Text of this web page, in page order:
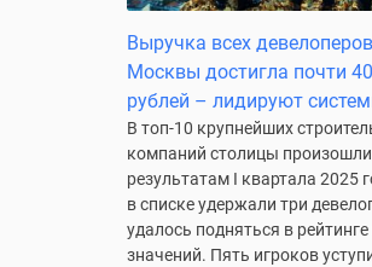
Выручка всех
Москвы достигла почти
рублей – лидируют
В топ-10 крупнейших
компаний столицы
результатам I квартала 2025
в списке удержали три
удалось подняться в
значений. Пять игроков